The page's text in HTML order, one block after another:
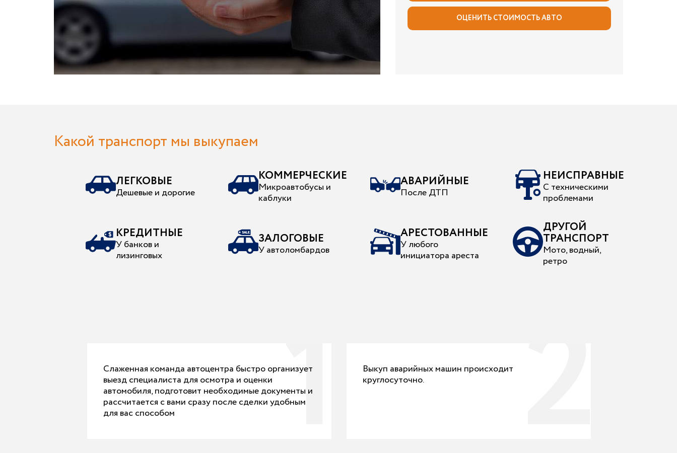
ОЦЕНИТЬ СТОИМОСТЬ АВТО
Какой транспорт мы выкупаем
ЛЕГКОВЫЕ
Дешевые и дорогие
КОММЕРЧЕСКИЕ
Микроавтобусы и
каблуки
АВАРИЙНЫЕ
После ДТП
НЕИСПРАВНЫЕ
С техническими
проблемами
КРЕДИТНЫЕ
У банков и
лизинговых
ЗАЛОГОВЫЕ
У автоломбардов
АРЕСТОВАННЫЕ
У любого
инициатора ареста
ДРУГОЙ
ТРАНСПОРТ
Мото, водный,
ретро
Слаженная команда автоцентра быстро организует
выезд специалиста для осмотра и оценки
автомобиля, подготовит необходимые документы и
рассчитается с вами сразу после сделки удобным
для вас способом
1
Выкуп аварийных машин происходит
круглосуточно.